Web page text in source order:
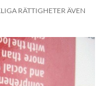
RÄTTIGHETER ÄVEN